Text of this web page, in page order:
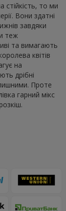
то ми
Вони здатні
завдяки
теж
та вимагають
квітів
на
дрібні
Проте
гарний мікс